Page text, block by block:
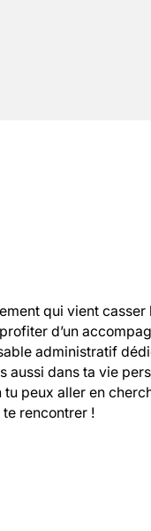
qui vient casser
d’un
administratif
aussi dans ta vie
peux aller en
rencontrer !